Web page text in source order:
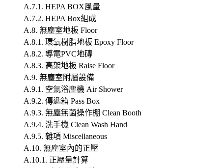
A.7.1. HEPA BOX風量
A.7.2. HEPA Box組成
A.8. 無塵室地板 Floor
A.8.1. 環氧樹脂地板 Epoxy Floor
A.8.2. 導電PVC地磚
A.8.3. 高架地板 Raise Floor
A.9. 無塵室附屬設備
A.9.1. 空氣浴塵機 Air Shower
A.9.2. 傳遞箱 Pass Box
A.9.3. 無塵無菌操作棚 Clean Booth
A.9.4. 洗手機 Clean Wash Hand
A.9.5. 雜項 Miscellaneous
A.10. 無塵室內的正壓
A.10.1. 正壓量計算